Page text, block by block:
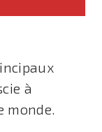
à
monde.